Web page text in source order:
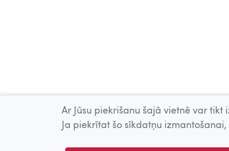
Ar Jūsu piekrišanu šajā vietnē var
Ja piekrītat šo sīkdatņu